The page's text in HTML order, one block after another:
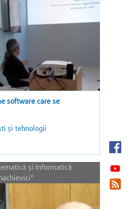
software care se
şi tehnologii
şi Informatică